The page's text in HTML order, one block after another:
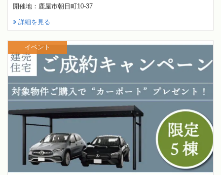
開催地：鹿屋市朝日町10-37
詳細を見る
イベント